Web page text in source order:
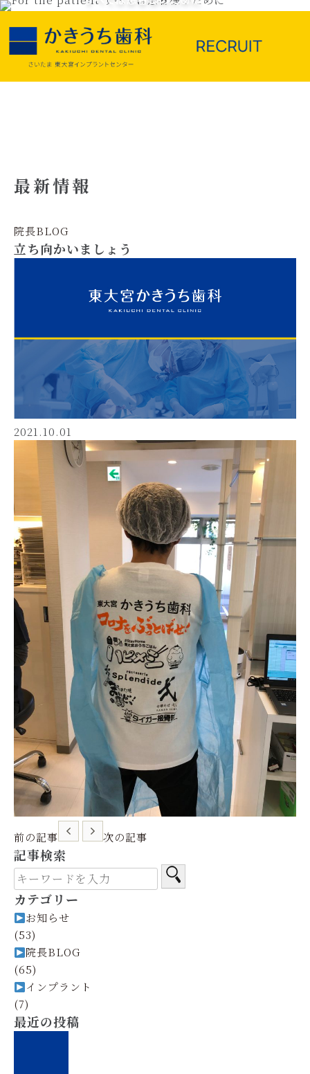
最新情報
院長BLOG
立ち向かいましょう
2021.10.01
前の記事 次の記事
記事検索
カテゴリー
お知らせ
(53)
院長BLOG
(65)
インプラント
(7)
最近の投稿